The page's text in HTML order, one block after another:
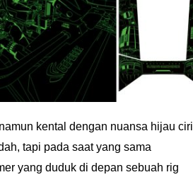
kental dengan nuansa hijau ciri
tapi pada saat yang sama
yang duduk di depan sebuah rig